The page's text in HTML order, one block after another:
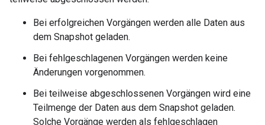
Bei erfolgreichen Vorgängen werden alle Daten aus
dem Snapshot geladen.
Bei fehlgeschlagenen Vorgängen werden keine
Änderungen vorgenommen.
Bei teilweise abgeschlossenen Vorgängen wird eine
Teilmenge der Daten aus dem Snapshot geladen.
Solche Vorgänge werden als fehlgeschlagen